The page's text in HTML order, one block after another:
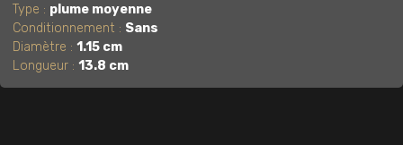
Type : plume moyenne
Conditionnement : Sans
Diamètre :1.15 cm
Longueur :13.8 cm